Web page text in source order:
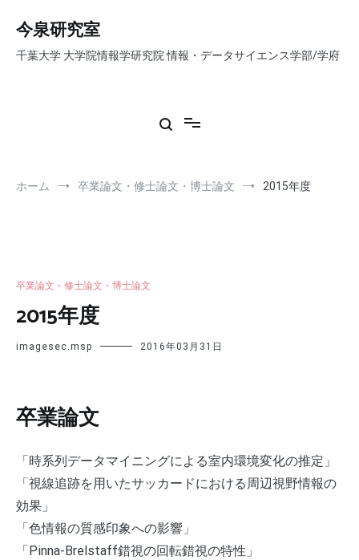
今泉研究室
千葉大学 大学院情報学研究院 情報・データサイエンス学部/学府
ホーム 卒業論文・修士論文・博士論文 2015年度
卒業論文・修士論文・博士論文
2015年度
imagesec.msp 2016年03月31日
卒業論文
「時系列データマイニングによる室内環境変化の推定」
「視線追跡を用いたサッカードにおける周辺視野情報の
効果」
「色情報の質感印象への影響」
「Pinna-Brelstaff錯視の回転錯視の特性」